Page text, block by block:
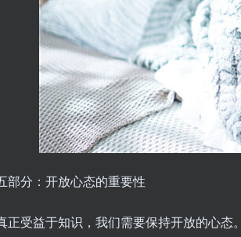
部分：开放心态的重要性
正受益于知识，我们需要保持开放的心